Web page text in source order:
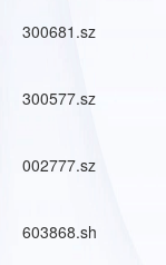
300681.sz
300577.sz
002777.sz
603868.sh